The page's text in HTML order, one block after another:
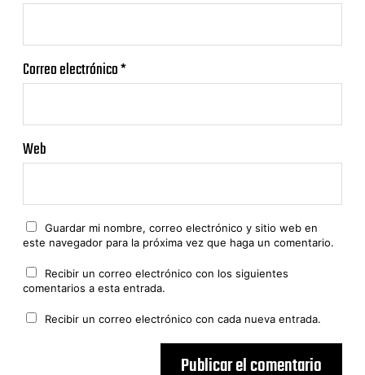
Correo electrónico*
Web
Guardar mi nombre, correo electrónico y sitio web en
este navegador para la próxima vez que haga un comentario.
Recibir un correo electrónico con los siguientes
comentarios a esta entrada.
Recibir un correo electrónico con cada nueva entrada.